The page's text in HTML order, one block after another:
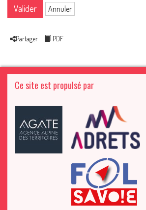
Valider Annuler
Partager PDF
Ce site est propulsé par